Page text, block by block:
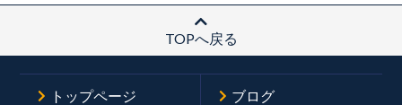
TOPへ戻る
トップページ ブログ